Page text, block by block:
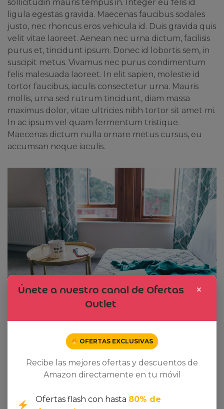
sollicitudin mauris tempus in. Integer eu felis id
ligula egestas gravida. Maecenas faucibus sodales
justo, nec rhoncus eros vehicula id. Duis gravida quis
velit vitae laoreet. Aenean nec urna dictum, facilisis
purus et, tincidunt ipsum. Donec id lobortis sem, in
suscipit metus. Vivamus nec purus condimentum
felis malesuada laoreet. In elit sapien, molestie id
tortor faucibus, iaculis consectetur urna. Mauris
mollis, urna sed rutrum tincidunt, diam massa
maximus dolor, vitae ultricies nibh tortor sit amet mi.
In ac ipsum vel quam fermentum tristique.
Maecenas dictum nulla ornare metus cursus, eu
accumsan neque iaculis.
×
Únete a nuestro canal de Ofertas
Outlet
OFERTAS EXCLUSIVAS
Recibe las mejores ofertas y descuentos de
Amazon directamente en tu móvil
Ofertas flash con hasta 80% de